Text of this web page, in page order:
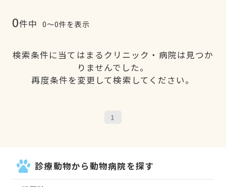
0件中 0〜0件を表示
検索条件に当てはまるクリニック・病院は見つか
りませんでした。
再度条件を変更して検索してください。
1
診療動物から動物病院を探す